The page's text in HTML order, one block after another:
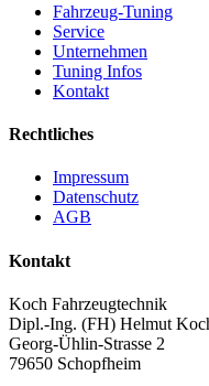
Fahrzeug-Tuning
Service
Unternehmen
Tuning Infos
Kontakt
Rechtliches
Impressum
Datenschutz
AGB
Kontakt
Koch Fahrzeugtechnik
Dipl.-Ing. (FH) Helmut
Georg-Ühlin-Strasse 2
79650 Schopfheim